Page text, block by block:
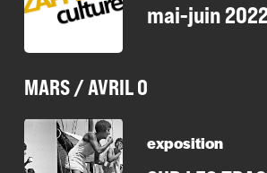
mai-juin
MARS / AVRIL 0
exposition